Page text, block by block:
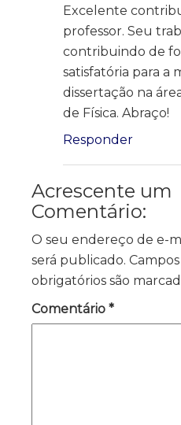
Excelente
professor. Seu
contribuindo de
satisfatória para a
dissertação na
de Física. Abraço!
Responder
Acrescente um
Comentário:
O seu endereço de e-
será publicado. Campos
obrigatórios são
Comentário *